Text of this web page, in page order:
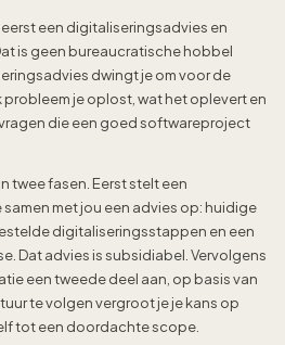
een digitaliseringsadvies en
is geen bureaucratische hobbel
dwingt je om voor de
je oplost, wat het oplevert en
die een goed softwareproject
twee fasen. Eerst stelt een
met jou een advies op: huidige
digitaliseringsstappen en een
Dat advies is subsidiabel. Vervolgens
een tweede deel aan, op basis van
te volgen vergroot je je kans op
tot een doordachte scope.